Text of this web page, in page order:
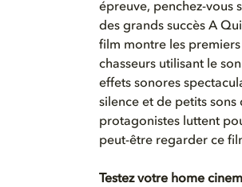
épreuve, penchez-vous
des grands succès A
film montre les
chasseurs utilisant le
effets sonores
silence et de petits
protagonistes luttent
peut-être regarder ce
Testez votre home